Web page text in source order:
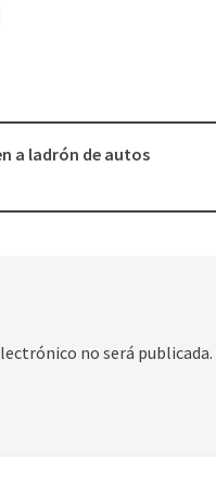
a ladrón de autos
no será publicada.